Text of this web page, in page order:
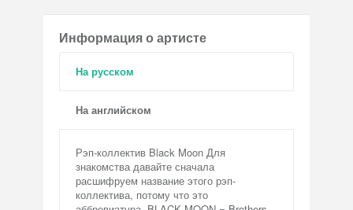
Информация о артисте
На русском
На английском
Рэп-коллектив Black Moon Для
знакомства давайте сначала
расшифруем название этого рэп-
коллектива, потому что это